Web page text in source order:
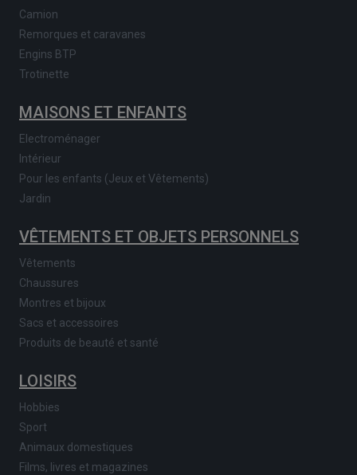
Camion
Remorques et caravanes
Engins BTP
Trotinette
MAISONS ET ENFANTS
Electroménager
Intérieur
Pour les enfants (Jeux et Vêtements)
Jardin
VÊTEMENTS ET OBJETS PERSONNELS
Vêtements
Chaussures
Montres et bijoux
Sacs et accessoires
Produits de beauté et santé
LOISIRS
Hobbies
Sport
Animaux domestiques
Films, livres et magazines